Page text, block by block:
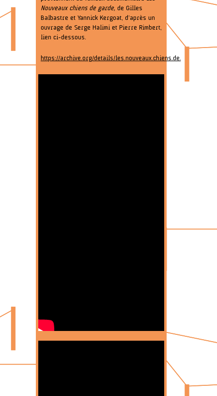
Nouveaux chiens de garde, de Gilles
Balbastre et Yannick Kergoat, d’après un
ouvrage de Serge Halimi et Pierre Rimbert,
lien ci-dessous.
https://archive.org/details/les.nouveaux.chiens.de.garde